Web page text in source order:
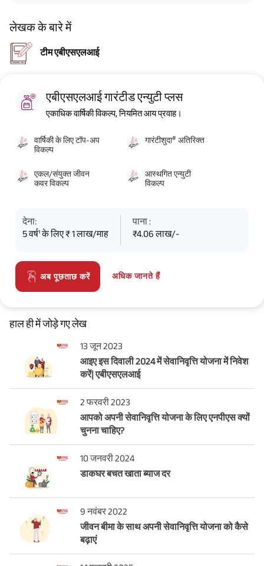
लेखक के बारे में
टीम एबीएसएलआई
एबीएसएलआई गारंटीड एन्युटी प्लस
एकाधिक वार्षिकी विकल्प, नियमित आय प्रवाह।
वार्षिकी के लिए टॉप-अप
विकल्प
गारंटीशुदा# अतिरिक्त
एकल/संयुक्त जीवन
कवर विकल्प
आस्थगित एन्युटी
विकल्प
देना:
5 वर्ष¹ के लिए ₹ 1 लाख/माह
पाना :
₹4.06 लाख/-
अब पूछताछ करें अधिक जानते हैं
हाल ही में जोड़े गए लेख
13 जून 2023
आइए इस दिवाली 2024 में सेवानिवृत्ति योजना में निवेश
करें| एबीएसएलआई
2 फरवरी 2023
आपको अपनी सेवानिवृत्ति योजना के लिए एनपीएस क्यों
चुनना चाहिए?
10 जनवरी 2024
डाकघर बचत खाता ब्याज दर
9 नवंबर 2022
जीवन बीमा के साथ अपनी सेवानिवृत्ति योजना को कैसे
बढ़ाएं